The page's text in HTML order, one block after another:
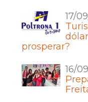
17/
prosperar?
16/